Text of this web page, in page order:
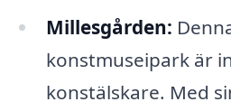
Millesgården:
konstmuseipark är
konstälskare. Med